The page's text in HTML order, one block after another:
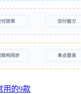
用的9款